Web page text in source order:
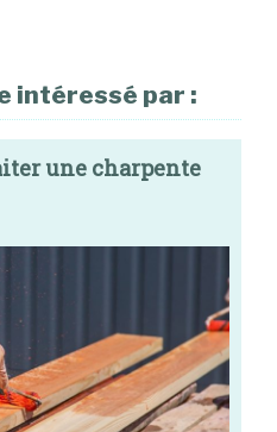
intéressé par :
une charpente